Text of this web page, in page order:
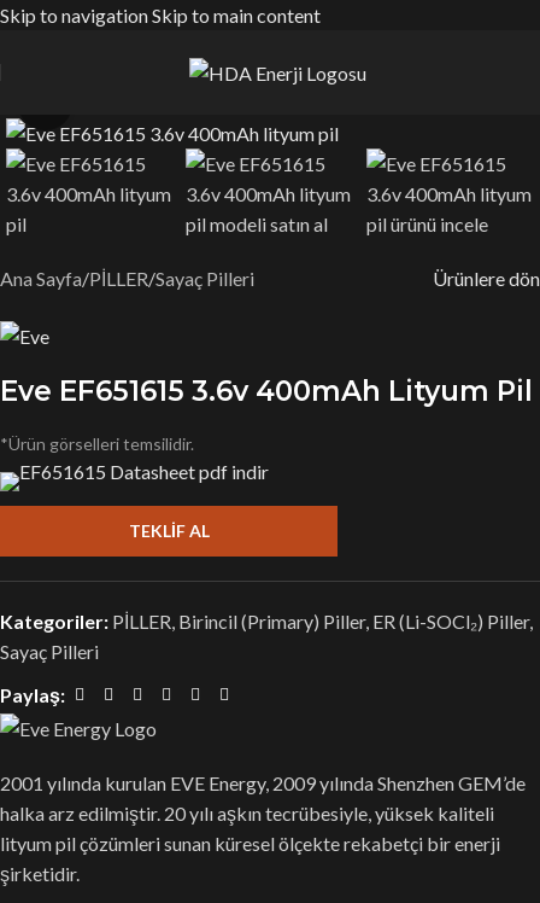
Skip to navigationSkip to main content
Ana Sayfa/PİLLER/Sayaç Pilleri Ürünlere dön
Eve EF651615 3.6v 400mAh Lityum Pil
*Ürün görselleri temsilidir.
TEKLIF AL
Kategoriler: PİLLER, Birincil (Primary) Piller, ER (Li-SOCl₂) Piller,
Sayaç Pilleri
Paylaş:
2001 yılında kurulan EVE Energy, 2009 yılında Shenzhen GEM’de
halka arz edilmiştir. 20 yılı aşkın tecrübesiyle, yüksek kaliteli
lityum pil çözümleri sunan küresel ölçekte rekabetçi bir enerji
şirketidir.